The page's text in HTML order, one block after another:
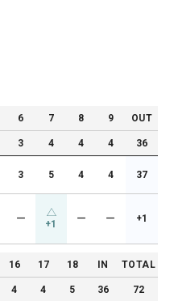
6 7 8 9 OUT
3 4 4 4 36
3 5 4 4 37
ー +1 ー ー +1
16 17 18 IN TOTAL
4 4 5 36 72